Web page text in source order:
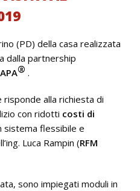
(PD) della casa realizzata
dalla partnership
® .
risponde alla richiesta di
con ridotti costi di
sistema flessibile e
Luca Rampin (RFM
sono impiegati moduli in